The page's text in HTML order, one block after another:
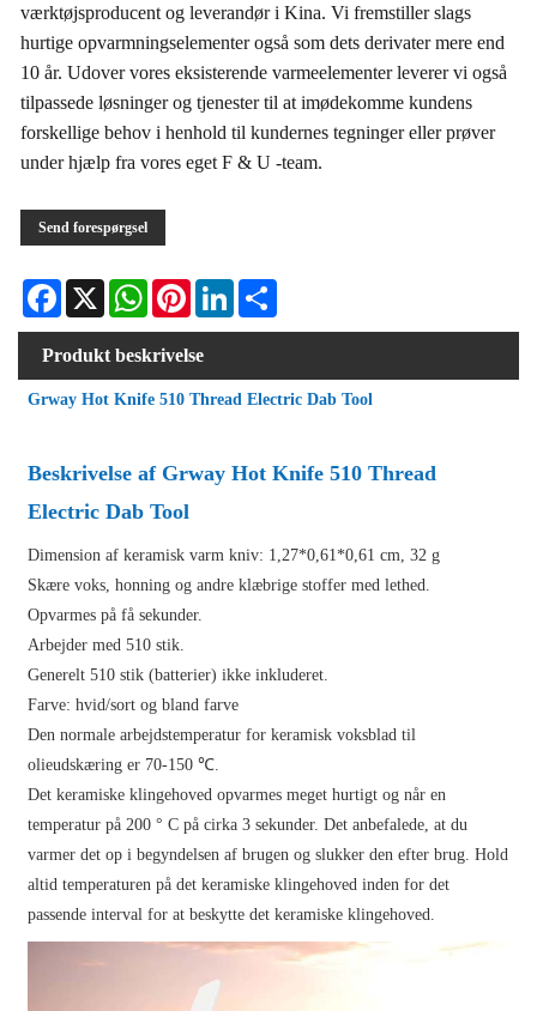
værktøjsproducent og leverandør i Kina. Vi fremstiller slags
hurtige opvarmningselementer også som dets derivater mere end
10 år. Udover vores eksisterende varmeelementer leverer vi også
tilpassede løsninger og tjenester til at imødekomme kundens
forskellige behov i henhold til kundernes tegninger eller prøver
under hjælp fra vores eget F & U -team.
Send forespørgsel
Facebook
X WhatsAppPinterestLinkedIn
Produkt beskrivelse
Grway Hot Knife 510 Thread Electric Dab Tool
Beskrivelse af Grway Hot Knife 510 Thread
Electric Dab Tool
Dimension af keramisk varm kniv: 1,27*0,61*0,61 cm, 32 g
Skære voks, honning og andre klæbrige stoffer med lethed.
Opvarmes på få sekunder.
Arbejder med 510 stik.
Generelt 510 stik (batterier) ikke inkluderet.
Farve: hvid/sort og bland farve
Den normale arbejdstemperatur for keramisk voksblad til
olieudskæring er 70-150 ℃.
Det keramiske klingehoved opvarmes meget hurtigt og når en
temperatur på 200 ° C på cirka 3 sekunder. Det anbefalede, at du
varmer det op i begyndelsen af ​​brugen og slukker den efter brug. Hold
altid temperaturen på det keramiske klingehoved inden for det
passende interval for at beskytte det keramiske klingehoved.